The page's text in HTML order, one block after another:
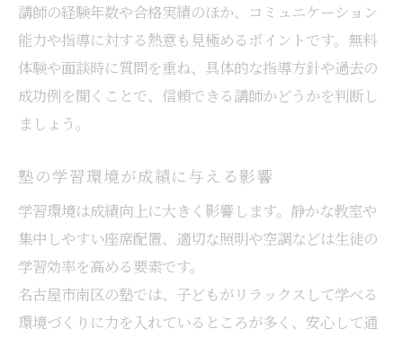
講師の経験年数や合格実績のほか、コミュニケーション
能力や指導に対する熱意も見極めるポイントです。無料
体験や面談時に質問を重ね、具体的な指導方針や過去の
成功例を聞くことで、信頼できる講師かどうかを判断し
ましょう。
塾の学習環境が成績に与える影響
学習環境は成績向上に大きく影響します。静かな教室や
集中しやすい座席配置、適切な照明や空調などは生徒の
学習効率を高める要素です。
名古屋市南区の塾では、子どもがリラックスして学べる
環境づくりに力を入れているところが多く、安心して通